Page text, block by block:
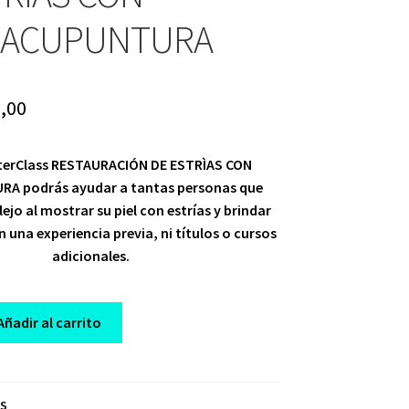
Current
is:
$ 10,00.
RESTAURACIÓN DE ESTRÌAS CON
podrás ayudar a tantas personas que
al mostrar su piel con estrías y brindar
una experiencia previa, ni títulos o cursos
adicionales.
al carrito